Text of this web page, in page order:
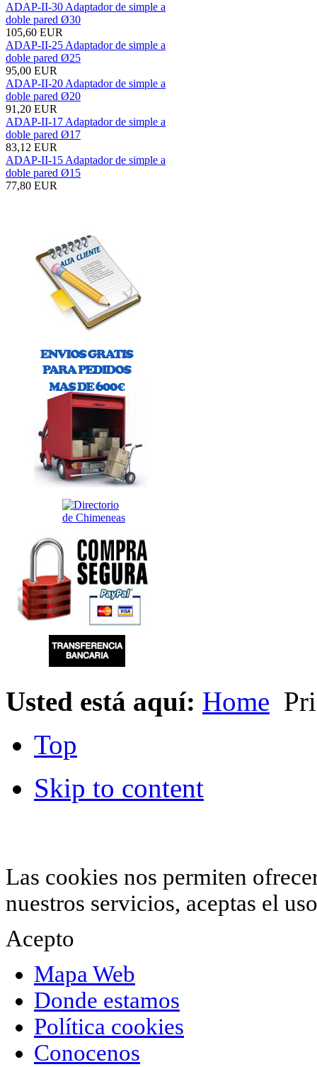
ADAP-II-30 Adaptador de simple a
doble pared Ø30
105,60 EUR
ADAP-II-25 Adaptador de simple a
doble pared Ø25
95,00 EUR
ADAP-II-20 Adaptador de simple a
doble pared Ø20
91,20 EUR
ADAP-II-17 Adaptador de simple a
doble pared Ø17
83,12 EUR
ADAP-II-15 Adaptador de simple a
doble pared Ø15
77,80 EUR
Usted está aquí: Home
Top
Skip to content
Las cookies nos permiten
nuestros servicios, aceptas el
Acepto
Mapa Web
Donde estamos
Política cookies
Conocenos